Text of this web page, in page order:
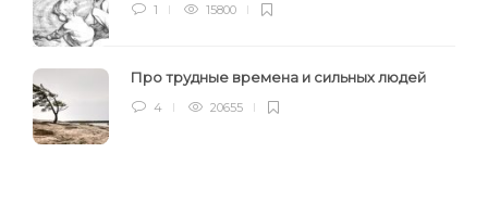
1 15800
Про трудные времена и сильных людей
4 20655